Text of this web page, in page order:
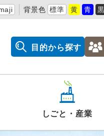
背景色 標準 黄 青 黒
目的から探す
しごと・産業